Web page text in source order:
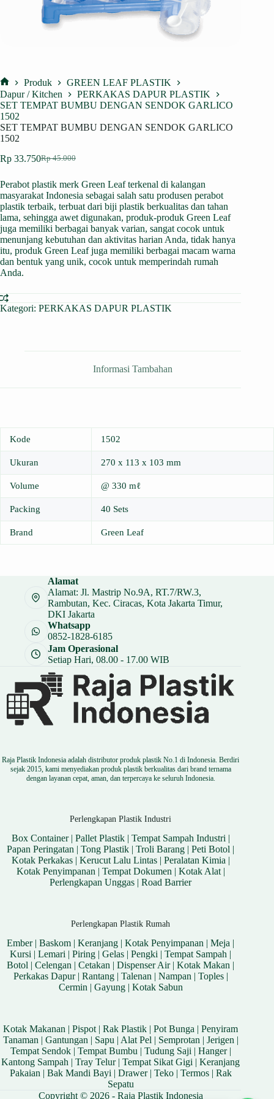
Home
Produk
GREEN LEAF PLASTIK
Dapur / Kitchen
PERKAKAS DAPUR PLASTIK
SET TEMPAT BUMBU DENGAN SENDOK GARLICO
1502
SET TEMPAT BUMBU DENGAN SENDOK GARLICO
1502
Rp45.000
Harga
adalah:
Rp 45.000.
Rp 33.750Harga
ini
adalah:
Rp 33.750.
Perabot plastik merk Green Leaf terkenal di kalangan
masyarakat Indonesia sebagai salah satu produsen perabot
plastik terbaik, terbuat dari biji plastik berkualitas dan tahan
lama, sehingga awet digunakan, produk-produk Green Leaf
juga memiliki berbagai banyak varian, sangat cocok untuk
menunjang kebutuhan dan aktivitas harian Anda, tidak hanya
itu, produk Green Leaf juga memiliki berbagai macam warna
dan bentuk yang unik, cocok untuk memperindah rumah
Anda.
Kategori: PERKAKAS DAPUR PLASTIK
Informasi Tambahan
Kode 1502
Ukuran 270 x 113 x 103 mm
Volume @ 330 mℓ
Packing 40 Sets
Brand Green Leaf
Alamat
Alamat: Jl. Mastrip No.9A, RT.7/RW.3,
Rambutan, Kec. Ciracas, Kota Jakarta Timur,
DKI Jakarta
Whatsapp
0852-1828-6185
Jam Operasional
Setiap Hari, 08.00 - 17.00 WIB
Raja Plastik Indonesia adalah distributor produk plastik No.1 di Indonesia. Berdiri
sejak 2015, kami menyediakan produk plastik berkualitas dari brand ternama
dengan layanan cepat, aman, dan terpercaya ke seluruh Indonesia.
Perlengkapan Plastik Industri
Box Container| Pallet Plastik| Tempat Sampah Industri |
Papan Peringatan |Tong Plastik |Troli Barang |Peti Botol |
Kotak Perkakas| Kerucut Lalu Lintas| Peralatan Kimia |
Kotak Penyimpanan | Tempat Dokumen | Kotak Alat|
Perlengkapan Unggas |Road Barrier
Perlengkapan Plastik Rumah
Ember|Baskom |Keranjang |Kotak Penyimpanan |Meja |
Kursi |Lemari |Piring |Gelas |Pengki |Tempat Sampah |
Botol |Celengan |Cetakan |Dispenser Air|Kotak Makan |
Perkakas Dapur| Rantang| Talenan | Nampan | Toples|
Cermin | Gayung| Kotak Sabun
Kotak Makanan |Pispot |Rak Plastik |Pot Bunga |Penyiram
Tanaman | Gantungan | Sapu | Alat Pel | Semprotan | Jerigen |
Tempat Sendok| Tempat Bumbu | Tudung Saji | Hanger|
Kantong Sampah |Tray Telur|Tempat Sikat Gigi |Keranjang
Pakaian | Bak Mandi Bayi | Drawer| Teko| Termos| Rak
Sepatu
Copyright © 2026 - Raja Plastik Indonesia